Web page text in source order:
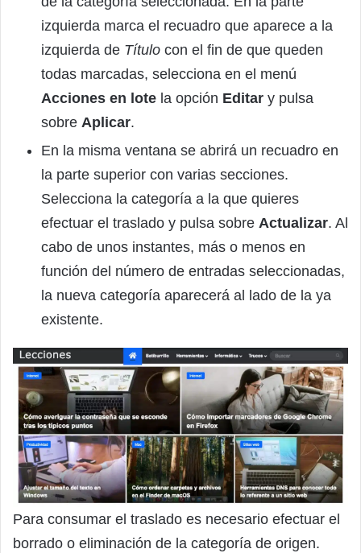
izquierda marca el recuadro que aparece a la
izquierda de Título con el fin de que queden
todas marcadas, selecciona en el menú
Acciones en lote la opción Editar y pulsa
sobre Aplicar.
En la misma ventana se abrirá un recuadro en
la parte superior con varias secciones.
Selecciona la categoría a la que quieres
efectuar el traslado y pulsa sobre Actualizar. Al
cabo de unos instantes, más o menos en
función del número de entradas seleccionadas,
la nueva categoría aparecerá al lado de la ya
existente.
Para consumar el traslado es necesario efectuar el
borrado o eliminación de la categoría de origen.